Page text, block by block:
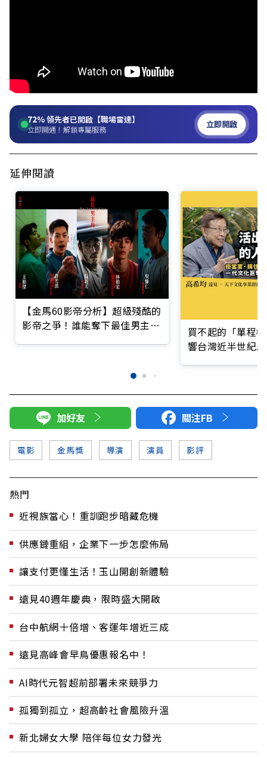
72%領先者已開啟【職場雷達】
立即開通！解鎖專屬服務 立即開啟
延伸閱讀
【金馬60影帝分析】超級殘酷的
影帝之爭！誰能奪下最佳男主角
買不起的「單程
響台灣近半世紀
加好友 關注FB
電影 金馬獎 導演 演員 影評
熱門
近視族當心！重訓跑步暗藏危機
供應鏈重組，企業下一步怎麼佈局
讓支付更懂生活！玉山開創新體驗
遠見40週年慶典，限時盛大開啟
台中航網十倍增、客運年增近三成
遠見高峰會早鳥優惠報名中！
AI時代元智超前部署未來競爭力
孤獨到孤立，超高齡社會風險升溫
新北婦女大學 陪伴每位女力發光